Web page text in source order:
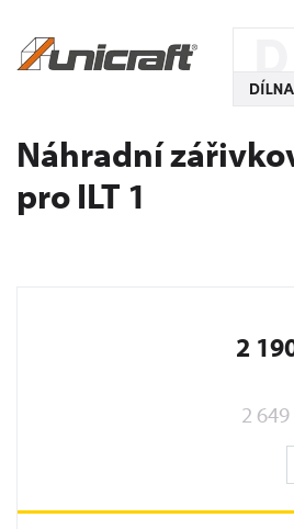
Náhradní
pro ILT 1
2
2 649